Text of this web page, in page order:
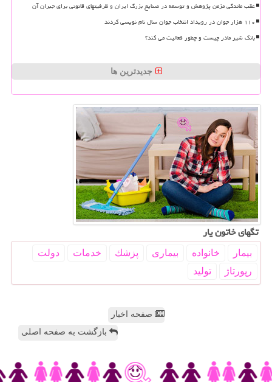
عقب ماندگی مزمن پژوهش و توسعه در صنایع بزرگ ایران و ظرفیتهای قانونی برای جبران آن
۱۱۰ هزار جوان در رویداد انتخاب جوان سال نام نویسی کردند
بانک شیر مادر چیست و چطور فعالیت می کند؟
جدیدترین ها
تگهای خاتون یار
بیمار خانواده بیماری پزشك خدمات
دولت
رپورتاژ
تولید
صفحه اخبار
بازگشت به صفحه اصلی